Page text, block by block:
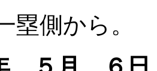
塁側から。